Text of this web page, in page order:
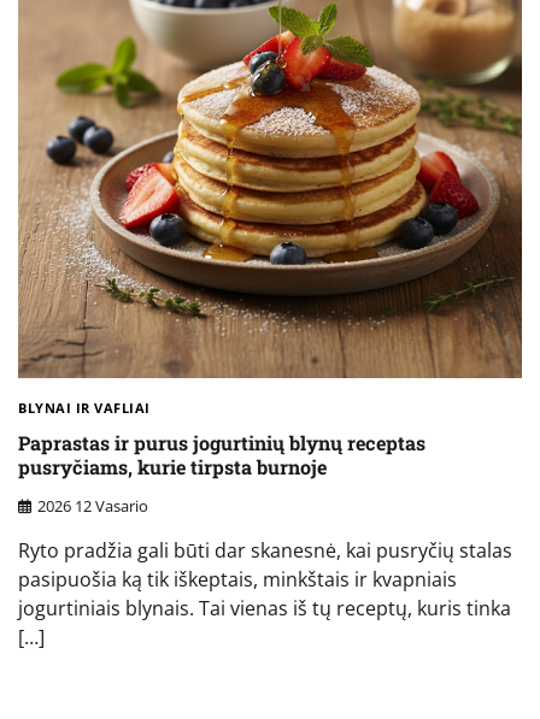
BLYNAI IR VAFLIAI
Paprastas ir purus jogurtinių blynų receptas
pusryčiams, kurie tirpsta burnoje
2026 12 Vasario
Ryto pradžia gali būti dar skanesnė, kai pusryčių stalas
pasipuošia ką tik iškeptais, minkštais ir kvapniais
jogurtiniais blynais. Tai vienas iš tų receptų, kuris tinka
[…]